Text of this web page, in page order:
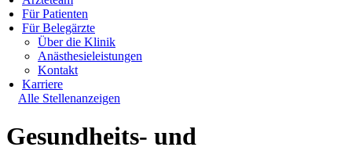
Für Patienten
Für Belegärzte
Über die Klinik
Anästhesieleistungen
Kontakt
Karriere
Alle Stellenanzeigen
Gesundheits- und